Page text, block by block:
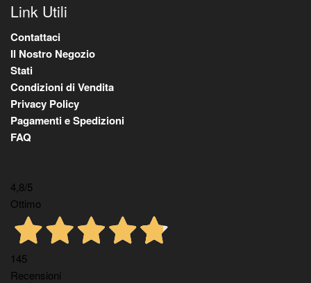
Link Utili
Contattaci
Il Nostro Negozio
Stati
Condizioni di Vendita
Privacy Policy
Pagamenti e Spedizioni
FAQ
4,8/5
Ottimo
145
Recensioni